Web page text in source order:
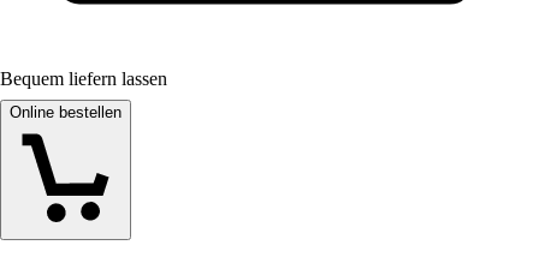
Bequem liefern lassen
Online bestellen